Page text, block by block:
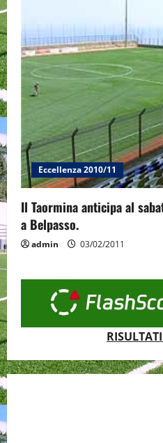
Eccellenza 2010/11
Il Taormina anticipa al
a Belpasso.
admin 03/02/2011